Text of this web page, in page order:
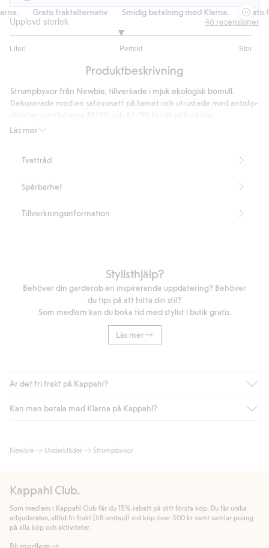
Gratis fraktalternativ Smidig betalning med Klarna. Gratis
Upplevd storlek
Liten Perfekt Stor
utav
35
betyg
46 recensioner
Produktbeskrivning
Läs mer
Strumpbyxor från Newbie, tillverkade i mjuk ekologisk bomull.
Dekorerade med en satinrosett på benet och utrustade med antislip-
Artikelnummer
Tvättråd
Spårbarhet
Tillverkningsinformation
Stylisthjälp?
Behöver din garderob en inspirerande uppdatering? Behöver
du tips på att hitta din stil?
Som medlem kan du boka tid med stylist i butik gratis.
Läs mer
Är det fri frakt på Kappahl?
Är du medlem i Kappahl Club har du alltid gratis frakt till butik
automatik efter du loggat in och identifierats som medlem.
handlar för.
Läs mer
Kan man betala med Klarna på Kappahl?
bland annat faktura och swish men även andra betalningssätt.
allmänna villkor.
Läs mer
Newbie Underkläder Strumpbyxor
Kappahl Club.
Som medlem i Kappahl Club får du 15% rabatt på ditt första köp. Du får unika
erbjudanden, alltid fri frakt (till ombud) vid köp över 500 kr samt samlar poäng
på alla köp och aktiviteter.
Bli medlem